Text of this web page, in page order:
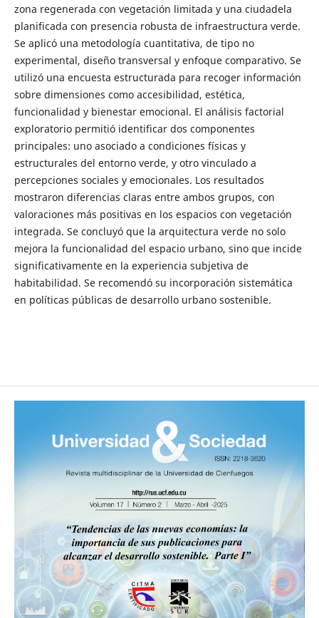
zona regenerada con vegetación limitada y una ciudadela
planificada con presencia robusta de infraestructura verde.
Se aplicó una metodología cuantitativa, de tipo no
experimental, diseño transversal y enfoque comparativo. Se
utilizó una encuesta estructurada para recoger información
sobre dimensiones como accesibilidad, estética,
funcionalidad y bienestar emocional. El análisis factorial
exploratorio permitió identificar dos componentes
principales: uno asociado a condiciones físicas y
estructurales del entorno verde, y otro vinculado a
percepciones sociales y emocionales. Los resultados
mostraron diferencias claras entre ambos grupos, con
valoraciones más positivas en los espacios con vegetación
integrada. Se concluyó que la arquitectura verde no solo
mejora la funcionalidad del espacio urbano, sino que incide
significativamente en la experiencia subjetiva de
habitabilidad. Se recomendó su incorporación sistemática
en políticas públicas de desarrollo urbano sostenible.